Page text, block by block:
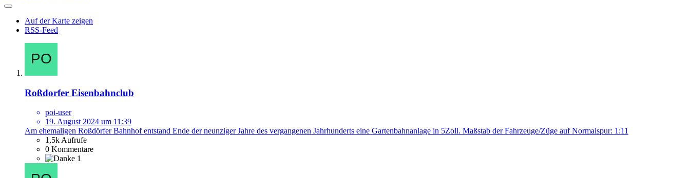
Auf der Karte zeigen
RSS-Feed
Roßdorfer Eisenbahnclub
poi-user
19. August 2024 um 11:39
Am ehemaligen Roßdörfer Bahnhof entstand Ende der neunziger Jahre des vergangenen Jahrhunderts eine Gartenbahnanlage in 5Zoll. Maßstab der Fahrzeuge/Züge auf Normalspur: 1:11
1,5k Aufrufe
0 Kommentare
1